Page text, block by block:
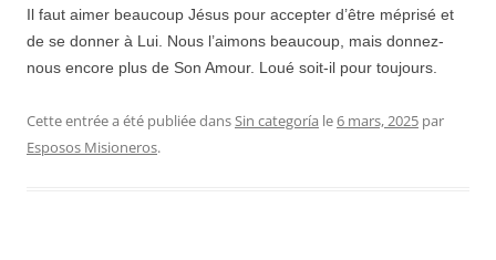
Il faut aimer beaucoup Jésus pour accepter d’être méprisé et
de se donner à Lui. Nous l’aimons beaucoup, mais donnez-
nous encore plus de Son Amour. Loué soit-il pour toujours.
Cette entrée a été publiée dansSin categoría le6 mars, 2025 par
Esposos Misioneros.